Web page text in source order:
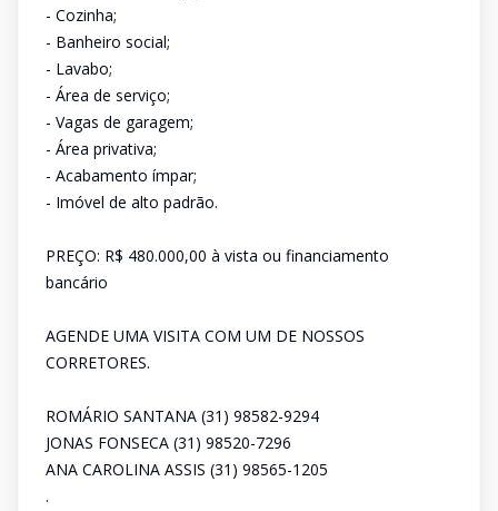
- Cozinha;
- Banheiro social;
- Lavabo;
- Área de serviço;
- Vagas de garagem;
- Área privativa;
- Acabamento ímpar;
- Imóvel de alto padrão.
PREÇO: R$ 480.000,00 à vista ou financiamento
bancário
AGENDE UMA VISITA COM UM DE NOSSOS
CORRETORES.
ROMÁRIO SANTANA (31) 98582-9294
JONAS FONSECA (31) 98520-7296
ANA CAROLINA ASSIS (31) 98565-1205
.